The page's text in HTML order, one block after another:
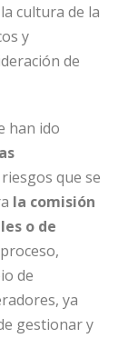
cultura de la
y
de
han ido
que se
la comisión
o de
de
ya
gestionar y